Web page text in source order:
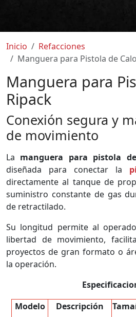
Inicio
Refacciones
Manguera para Pistola de
Manguera para
Ripack
Conexión segura y
de movimiento
La manguera para pistola
diseñada para conectar la
directamente al tanque de
suministro constante de gas
de retractilado.
Su longitud permite al
libertad de movimiento,
proyectos de gran formato o
la operación.
Modelo
Descripción